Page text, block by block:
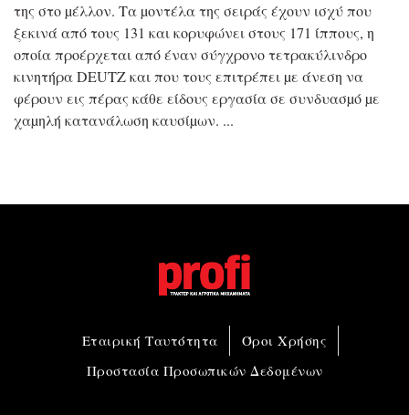
της στο µέλλον. Τα µοντέλα της σειράς έχουν ισχύ που
ξεκινά από τους 131 και κορυφώνει στους 171 ίππους, η
οποία προέρχεται από έναν σύγχρονο τετρακύλινδρο
κινητήρα DEUTZ και που τους επιτρέπει µε άνεση να
φέρουν εις πέρας κάθε είδους εργασία σε συνδυασµό µε
χαµηλή κατανάλωση καυσίµων.
Εταιρική Ταυτότητα
Όροι Χρήσης
Προστασία Προσωπικών Δεδομένων